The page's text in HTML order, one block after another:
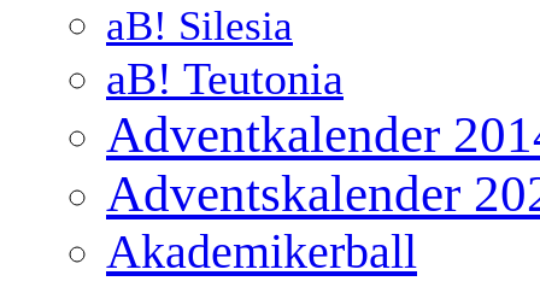
aB! Silesia
aB! Teutonia
Adventkalender
Adventskalender
Akademikerball